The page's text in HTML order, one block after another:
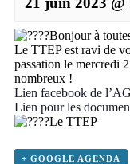
Bonjour à
Le TTEP est ravi de
passation le mercredi
nombreux !
Lien facebook de
Lien pour les
Le TTEP
+ GOOGLE AGENDA